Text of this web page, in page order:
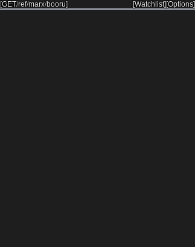
[GET/ref/marx/booru] [Options]
[Watchlist]